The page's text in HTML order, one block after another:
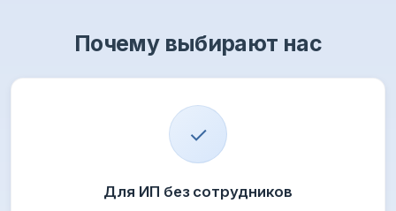
Почему выбирают нас
✓
Для ИП без сотрудников